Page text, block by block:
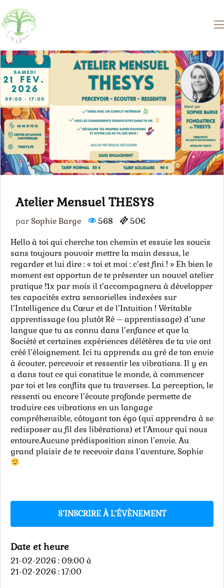
Atelier Mensuel THESYS
parSophie Barge 568
50€
Hello à toi qui cherche ton chemin et essuie les soucis
sans toujours pouvoir mettre la main dessus, le
regarder et lui dire : « toi et moi : c’est fini ! » Eh bien le
moment est opportun de te présenter un nouvel atelier
pratique !1x par mois il t’accompagnera à développer
tes capacités extra sensorielles indexées sur
l’Intelligence du Cœur et de l’Intuition ! Véritable
apprentissage (ou plutôt Ré – apprentissage) d’une
langue que tu as connu dans l’enfance et que la
Société et certaines expériences délétères de ta vie ont
créé l’éloignement. Ici tu apprends au gré de ton envie
à écouter, percevoir et ressentir les vibrations. Il y en
a dans tout ce qui constitue le monde, à commencer
par toi et les conflits que tu traverses. La perception, le
ressenti ou encore l’écoute profonde permette de
traduire ces vibrations en un langage
compréhensible, côtoyant ton égo (qui apprendra à se
redisposer au fil des libérations) et l’Amour qui nous
entoure.Aucune prédisposition sinon l’envie. Au
grand plaisir de te recevoir dans l’aventure, Sophie
S’INSCRIRE À L’ÉVÈNEMENT
Date et heure
21-02-2026 : 09:00à
21-02-2026 : 17:00